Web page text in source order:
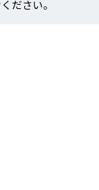
ださい。